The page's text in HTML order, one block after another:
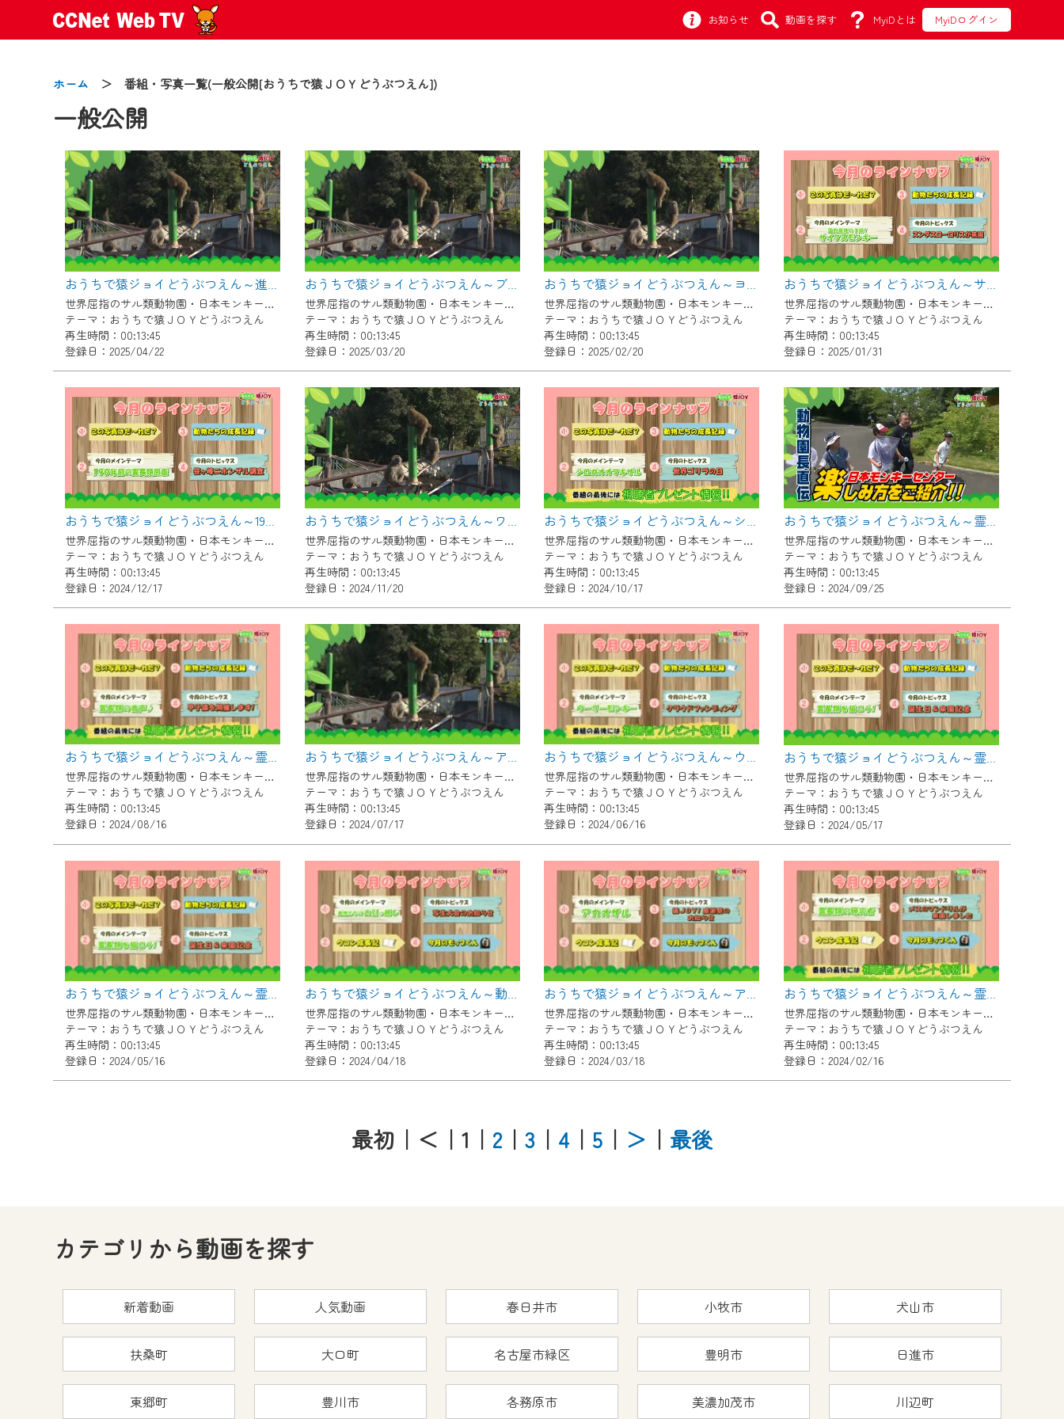
お知らせ 動画を探す MyiDとは MyiDログイン
ホーム ＞ 番組・写真一覧(一般公開[おうちで猿ＪＯＹどうぶつえん])
一般公開
おうちで猿ジョイどうぶつえん～進化ってどういうこと？～（2025年3月16日初回放送）
世界屈指のサル類動物園・日本モンキーセンター協力の親子で学べる動物番組。
テーマ：おうちで猿ＪＯＹどうぶつえん
再生時間：00:13:45
登録日：2025/04/22
おうちで猿ジョイどうぶつえん～ブラッザグエノン～（2025年2月16日初回放送）
世界屈指のサル類動物園・日本モンキーセンター協力の親子で学べる動物番組。
テーマ：おうちで猿ＪＯＹどうぶつえん
再生時間：00:13:45
登録日：2025/03/20
おうちで猿ジョイどうぶつえん～ヨザルってどんなサル？～（2025年1月16日初回放送）
世界屈指のサル類動物園・日本モンキーセンター協力の親子で学べる動物番組。
テーマ：おうちで猿ＪＯＹどうぶつえん
再生時間：00:13:45
登録日：2025/02/20
おうちで猿ジョイどうぶつえん～サイクスモンキー～（2024年12月16日初回放送）
世界屈指のサル類動物園・日本モンキーセンター協力の親子で学べる動物番組。
テーマ：おうちで猿ＪＯＹどうぶつえん
再生時間：00:13:45
登録日：2025/01/31
おうちで猿ジョイどうぶつえん～190年前の霊長類図鑑～（2024年11月16日初回放送）
世界屈指のサル類動物園・日本モンキーセンター協力の親子で学べる動物番組。
テーマ：おうちで猿ＪＯＹどうぶつえん
再生時間：00:13:45
登録日：2024/12/17
おうちで猿ジョイどうぶつえん～ワオキツネザル～（2024年10月16日初回放送）
世界屈指のサル類動物園・日本モンキーセンター協力の親子で学べる動物番組。
テーマ：おうちで猿ＪＯＹどうぶつえん
再生時間：00:13:45
登録日：2024/11/20
おうちで猿ジョイどうぶつえん～シロガオオマキザル～（2024年9月16日初回放送）
世界屈指のサル類動物園・日本モンキーセンター協力の親子で学べる動物番組。
テーマ：おうちで猿ＪＯＹどうぶつえん
再生時間：00:13:45
登録日：2024/10/17
おうちで猿ジョイどうぶつえん～霊長類だけじゃない！？ 夏休みは日本モンキーセンターへ！～（2024年8月16日初回放送）
世界屈指のサル類動物園・日本モンキーセンター協力の親子で学べる動物番組。
テーマ：おうちで猿ＪＯＹどうぶつえん
再生時間：00:13:45
登録日：2024/09/25
おうちで猿ジョイどうぶつえん～霊長類の音声～（2024年7月16日初回放送）
世界屈指のサル類動物園・日本モンキーセンター協力の親子で学べる動物番組。
テーマ：おうちで猿ＪＯＹどうぶつえん
再生時間：00:13:45
登録日：2024/08/16
おうちで猿ジョイどうぶつえん～アンゴラコロブス～（2024年6月16日初回放送）
世界屈指のサル類動物園・日本モンキーセンター協力の親子で学べる動物番組。
テーマ：おうちで猿ＪＯＹどうぶつえん
再生時間：00:13:45
登録日：2024/07/17
おうちで猿ジョイどうぶつえん～ウーリーモンキー～（2024年5月16日初回放送）
世界屈指のサル類動物園・日本モンキーセンター協力の親子で学べる動物番組。
テーマ：おうちで猿ＪＯＹどうぶつえん
再生時間：00:13:45
登録日：2024/06/16
おうちで猿ジョイどうぶつえん～霊長類を描こう～（2024年4月16日初回放送）
世界屈指のサル類動物園・日本モンキーセンター協力の親子で学べる動物番組。
テーマ：おうちで猿ＪＯＹどうぶつえん
再生時間：00:13:45
登録日：2024/05/17
おうちで猿ジョイどうぶつえん～霊長類を描こう～（2024年4月16日初回放送）
世界屈指のサル類動物園・日本モンキーセンター協力の親子で学べる動物番組。
テーマ：おうちで猿ＪＯＹどうぶつえん
再生時間：00:13:45
登録日：2024/05/16
おうちで猿ジョイどうぶつえん～動物たちのお引越し～（2024年3月16日初回放送）
世界屈指のサル類動物園・日本モンキーセンター協力の親子で学べる動物番組。
テーマ：おうちで猿ＪＯＹどうぶつえん
再生時間：00:13:45
登録日：2024/04/18
おうちで猿ジョイどうぶつえん～アカオザル～（2024年2月16日初回放送）
世界屈指のサル類動物園・日本モンキーセンター協力の親子で学べる動物番組。
テーマ：おうちで猿ＪＯＹどうぶつえん
再生時間：00:13:45
登録日：2024/03/18
おうちで猿ジョイどうぶつえん～霊長類の研究者～（2024年1月16日初回放送）
世界屈指のサル類動物園・日本モンキーセンター協力の親子で学べる動物番組。
テーマ：おうちで猿ＪＯＹどうぶつえん
再生時間：00:13:45
登録日：2024/02/16
最初 ｜＜ ｜1 ｜ 2 ｜ 3 ｜ 4 ｜ 5 ｜ ＞ ｜ 最後
カテゴリから動画を探す
新着動画 人気動画 春日井市 小牧市 犬山市
扶桑町 大口町 名古屋市緑区 豊明市 日進市
東郷町 豊川市 各務原市 美濃加茂市 川辺町
2024/09/02
動画配信サービス『CCNet Web TV』は2024年9月24日からリニューアルします！
【変更点】
◆デザイン変更により、お住まいの地域の動画コンテンツが一目瞭然。
◆当社アプリやＰＣブラウザから、いつでも・どこでも・外出先でも！
CCNetサービスエリア20市町の地域情報番組をご視聴いただけます！
【ご注意】
2024年9月24日からはご加入者様へのサービス向上のため、
『CCNet Web TV』を利用いただくには、一部コンテンツを除き、
CCNetサービスへの加入と『CCNetマイページ※』へのログインが必要となります。
何卒、ご理解ご了承の程よろしくお願いいたします。
※マイページへのログインには、MyIDが必要となります。
※MyIDとは、CCNet Web TVを含むCCNetの各種サービスをご利用頂くためのIDです。
IDはお客様が使っているメールアドレスで設定できます。
（GmailやYahooなどのフリーメールアドレスでも作成可能です）
※マイページへのログイン・MyIDの新規登録はこちらから
※CCNetアプリをご利用中の方は引き続きご視聴いただけます。
＜メンテナンス情報＞
CCNetWebTVのリニューアルにともないメンテナンス作業を予定しています。
日時 9/24 9:30～16:30
作業の間は、CCNetWebTVの画面が「メンテナンス中」になり、ご利用いただけません。
ご不便をおかけいたしますが、ご了承の程よろしくお願いいたします。